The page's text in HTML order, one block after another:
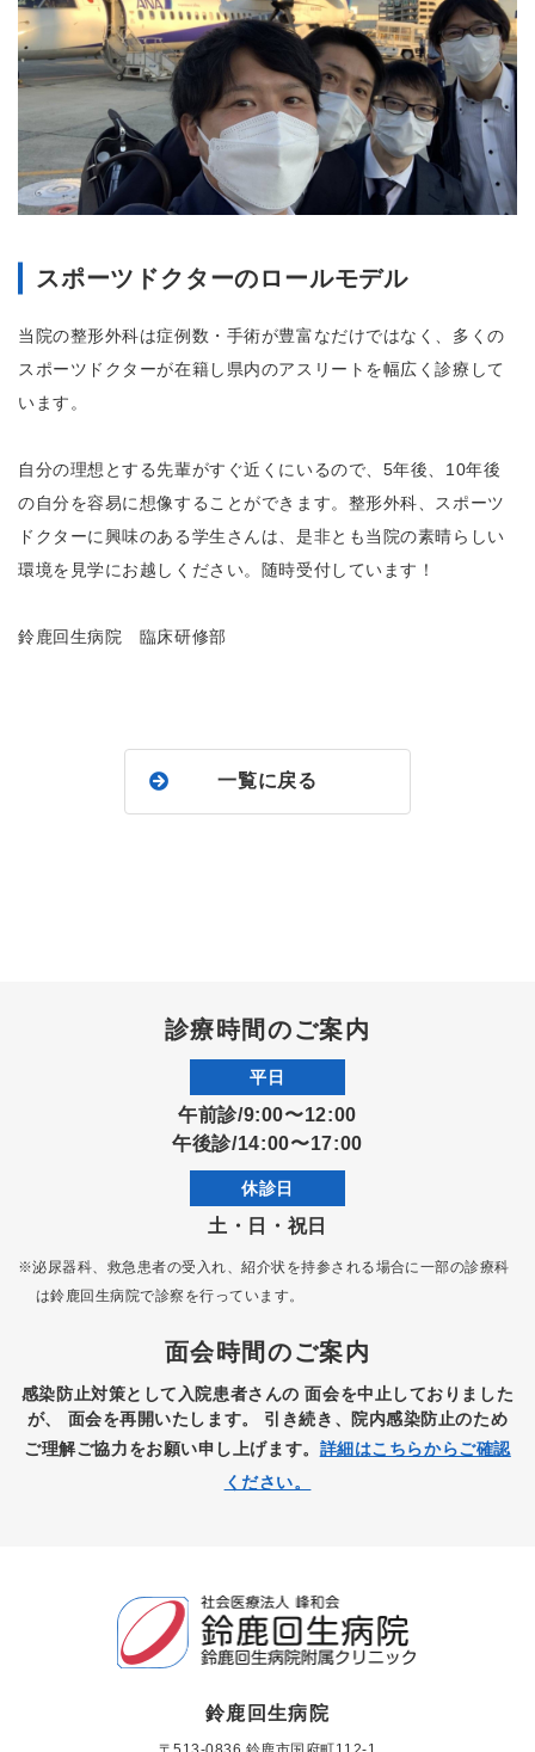
スポーツドクターのロールモデル
当院の整形外科は症例数・手術が豊富なだけではなく、多くの
スポーツドクターが在籍し県内のアスリートを幅広く診療して
います。
自分の理想とする先輩がすぐ近くにいるので、5年後、10年後
の自分を容易に想像することができます。整形外科、スポーツ
ドクターに興味のある学生さんは、是非とも当院の素晴らしい
環境を見学にお越しください。随時受付しています！
鈴鹿回生病院 臨床研修部
一覧に戻る
診療時間のご案内
平日
午前診/9:00〜12:00
午後診/14:00〜17:00
休診日
土・日・祝日
※泌尿器科、救急患者の受入れ、紹介状を持参される場合に一部の診療科
は鈴鹿回生病院で診察を行っています。
面会時間のご案内
感染防止対策として入院患者さんの面会を中止しておりました
が、 面会を再開いたします。 引き続き、院内感染防止のため
ご理解ご協力をお願い申し上げます。 詳細はこちらからご確認
ください。
鈴鹿回生病院